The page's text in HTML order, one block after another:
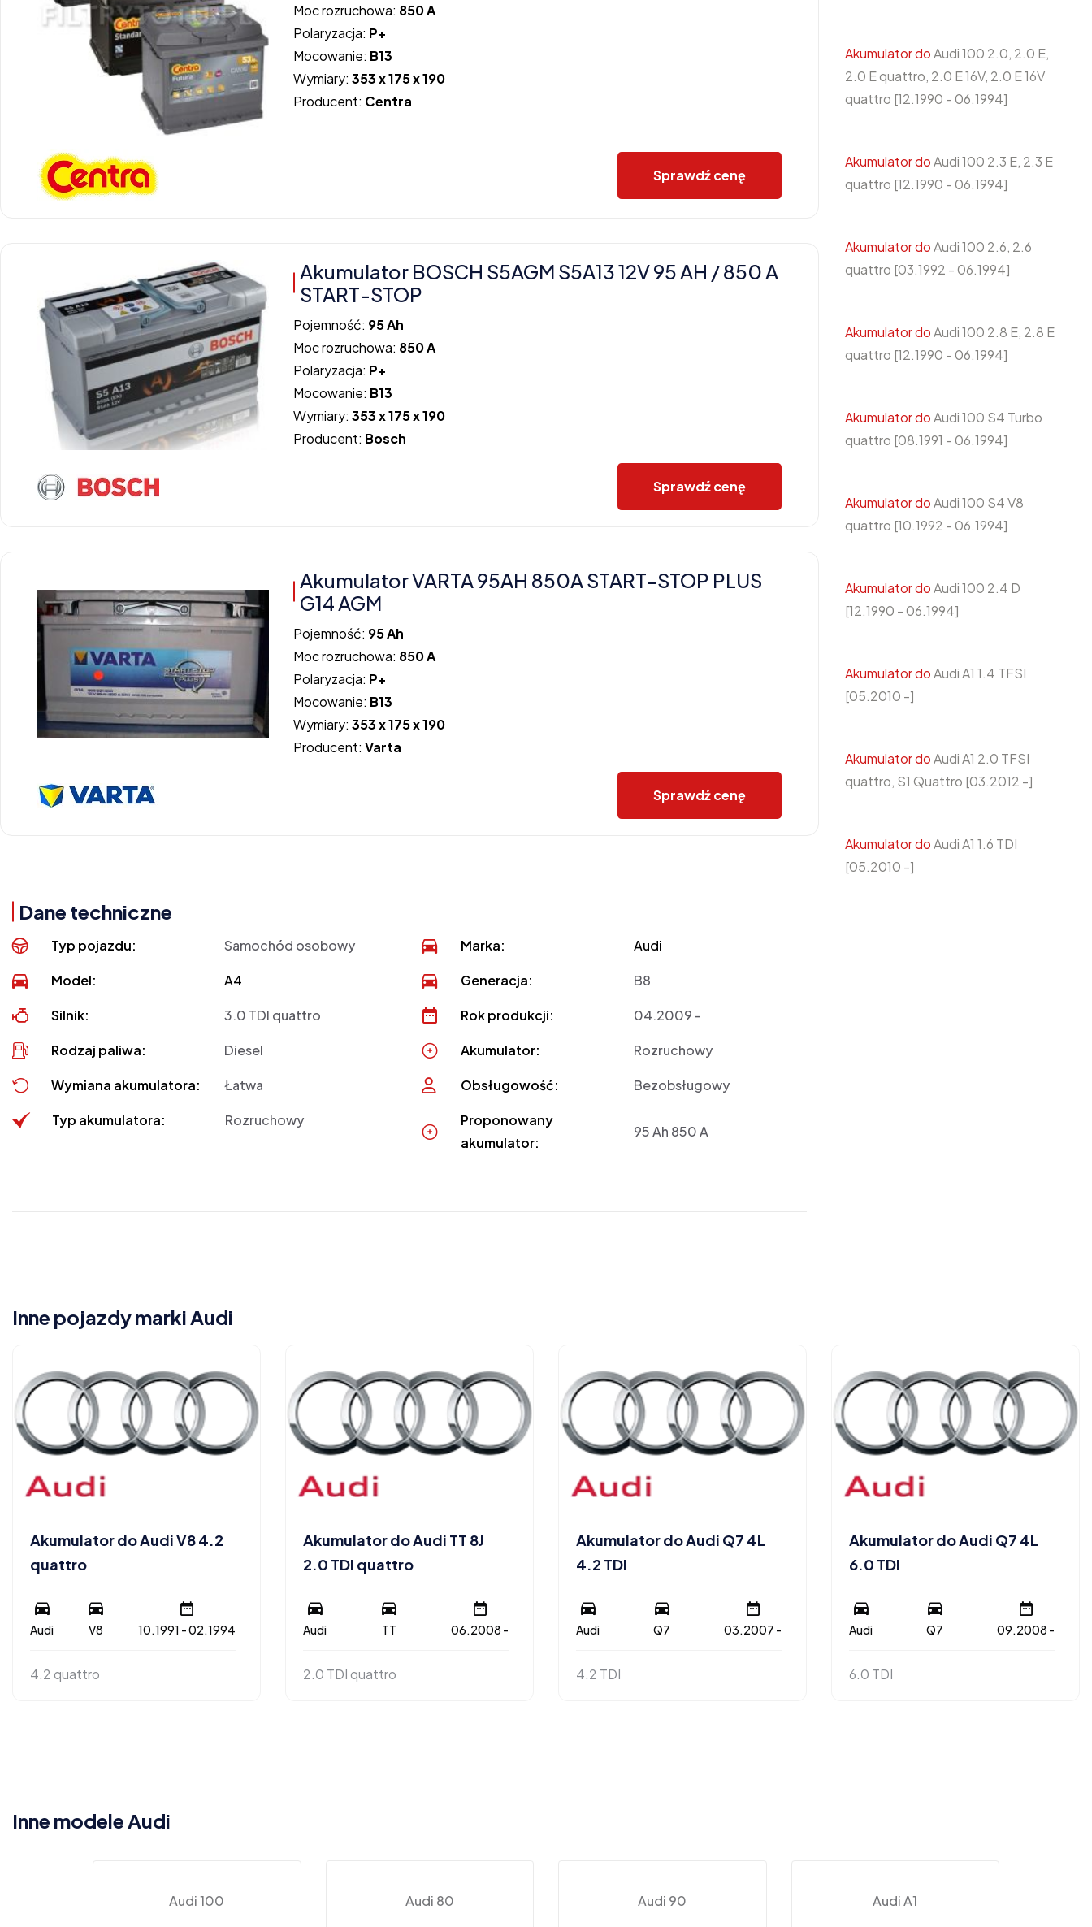
Moc rozruchowa: 850 A
Polaryzacja: P+
Mocowanie: B13
Wymiary:353 x 175 x 190
Producent: Centra
Sprawdź cenę
Akumulator BOSCH S5AGM S5A13 12V 95 AH / 850 A
START-STOP
Pojemność: 95 Ah
Moc rozruchowa: 850 A
Polaryzacja: P+
Mocowanie: B13
Wymiary:353 x 175 x 190
Producent: Bosch
Sprawdź cenę
Akumulator VARTA 95AH 850A START-STOP PLUS
G14 AGM
Pojemność: 95 Ah
Moc rozruchowa: 850 A
Polaryzacja: P+
Mocowanie: B13
Wymiary:353 x 175 x 190
Producent:Varta
Sprawdź cenę
Dane techniczne
Typ pojazdu: Samochód osobowy Marka: Audi
Model: A4 Generacja: B8
Silnik: 3.0 TDI quattro Rok produkcji: 04.2009 -
Rodzaj paliwa: Diesel Akumulator: Rozruchowy
Wymiana akumulatora: Łatwa Obsługowość: Bezobsługowy
Typ akumulatora: Rozruchowy
Proponowany
akumulator:
95 Ah 850 A
Akumulator doAudi 100 2.0, 2.0 E,
2.0 E quattro, 2.0 E 16V, 2.0 E 16V
quattro [12.1990 - 06.1994]
Akumulator doAudi 100 2.3 E, 2.3 E
quattro [12.1990 - 06.1994]
Akumulator doAudi 100 2.6, 2.6
quattro [03.1992 - 06.1994]
Akumulator doAudi 100 2.8 E, 2.8 E
quattro [12.1990 - 06.1994]
Akumulator doAudi 100 S4 Turbo
quattro [08.1991 - 06.1994]
Akumulator doAudi 100 S4 V8
quattro [10.1992 - 06.1994]
Akumulator doAudi 100 2.4 D
[12.1990 - 06.1994]
Akumulator doAudi A1 1.4 TFSI
[05.2010 -]
Akumulator doAudi A1 2.0 TFSI
quattro, S1 Quattro [03.2012 -]
Akumulator doAudi A1 1.6 TDI
[05.2010 -]
Inne pojazdy marki Audi
Akumulator do Audi V8 4.2
quattro
Audi V8 10.1991 - 02.1994
4.2 quattro
Akumulator do Audi TT 8J
2.0 TDI quattro
Audi TT 06.2008 -
2.0 TDI quattro
Akumulator do Audi Q7 4L
4.2 TDI
Audi Q7 03.2007 -
4.2 TDI
Akumulator do Audi Q7 4L
6.0 TDI
Audi Q7 09.2008 -
6.0 TDI
Inne modele Audi
Audi 100 Audi 80 Audi 90 Audi A1